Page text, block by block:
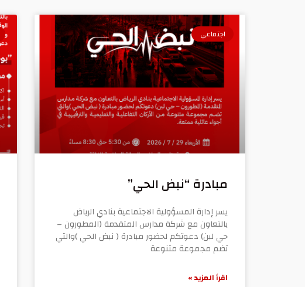
اجتماعي
مبادرة “نبض الحي”
يسر إدارة المسؤولية الاجتماعية بنادي الرياض
بالتعاون مع شركة مدارس المتقدمة (المطورون –
حي لبن) دعوتكم لحضور مبادرة ( نبض الحي )والتي
تضم مجموعة متنوعة
اقرأ المزيد »